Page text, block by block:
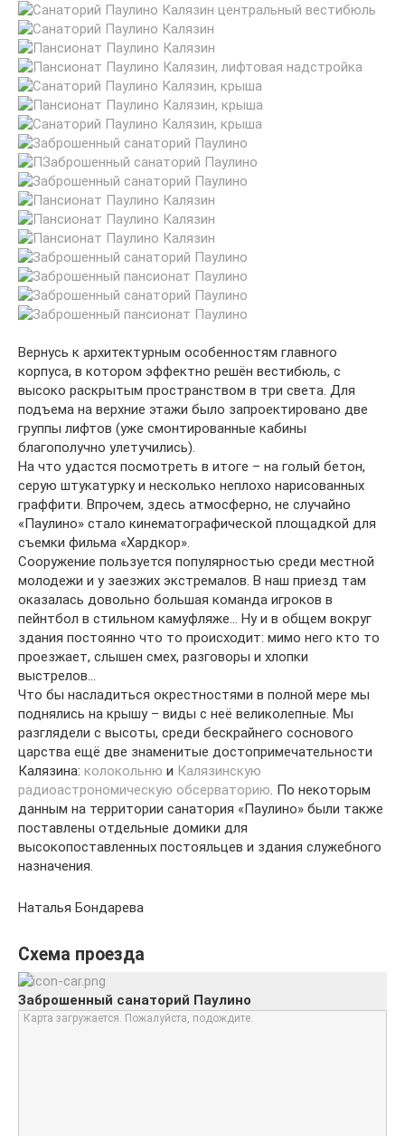
Вернусь к архитектурным особенностям главного
корпуса, в котором эффектно решён вестибюль, с
высоко раскрытым пространством в три света. Для
подъема на верхние этажи было запроектировано две
группы лифтов (уже смонтированные кабины
благополучно улетучились).
На что удастся посмотреть в итоге – на голый бетон,
серую штукатурку и несколько неплохо нарисованных
граффити. Впрочем, здесь атмосферно, не случайно
«Паулино» стало кинематографической площадкой для
съемки фильма «Хардкор».
Сооружение пользуется популярностью среди местной
молодежи и у заезжих экстремалов. В наш приезд там
оказалась довольно большая команда игроков в
пейнтбол в стильном камуфляже… Ну и в общем вокруг
здания постоянно что то происходит: мимо него кто то
проезжает, слышен смех, разговоры и хлопки
выстрелов…
Что бы насладиться окрестностями в полной мере мы
поднялись на крышу – виды с неё великолепные. Мы
разглядели с высоты, среди бескрайнего соснового
царства ещё две знаменитые достопримечательности
Калязина: колокольню и Калязинскую
радиоастрономическую обсерваторию. По некоторым
данным на территории санатория «Паулино» были также
поставлены отдельные домики для
высокопоставленных постояльцев и здания служебного
назначения.
Наталья Бондарева
Схема проезда
Заброшенный санаторий Паулино
Карта загружается. Пожалуйста, подождите.